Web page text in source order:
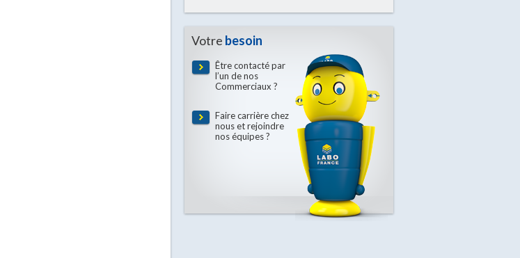
Votre besoin
Être contacté par
l’un de nos
Commerciaux ?
Faire carrière chez
nous et rejoindre
nos équipes ?